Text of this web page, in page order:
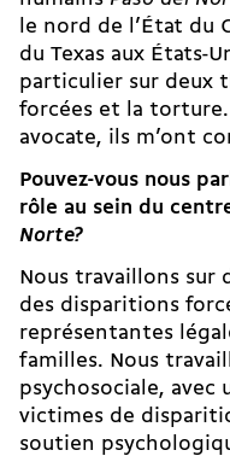
le nord de l’État du
du Texas aux États-
particulier sur deux
forcées et la torture.
avocate, ils m’ont
Pouvez-vous nous
rôle au sein du
Norte?
Nous travaillons sur
des disparitions
représentantes
familles. Nous
psychosociale, avec
victimes de
soutien